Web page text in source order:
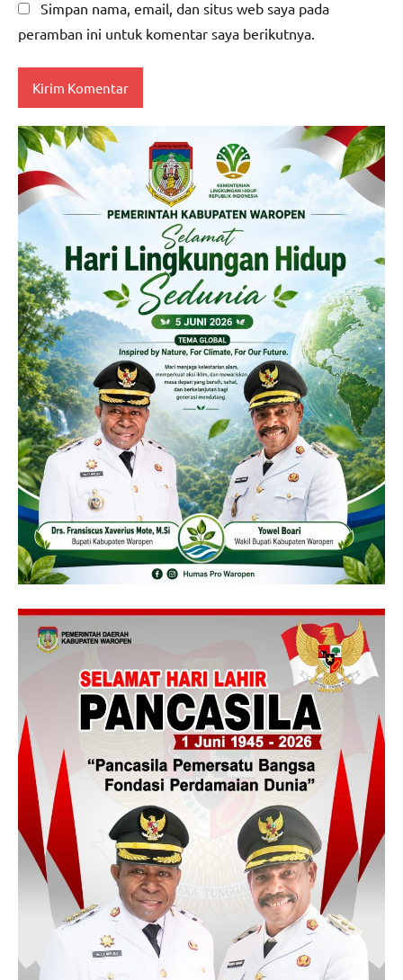
Simpan nama, email, dan situs web saya pada
peramban ini untuk komentar saya berikutnya.